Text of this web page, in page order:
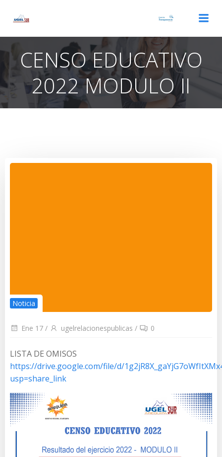
CENSO EDUCATIVO
2022 MODULO II
Noticia
Ene 17 / ugelrelacionespublicas / 0
LISTA DE OMISOS
https://drive.google.com/file/d/
usp=share_link